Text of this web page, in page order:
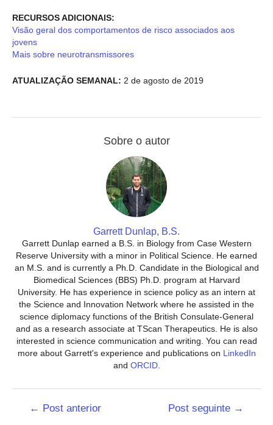
RECURSOS ADICIONAIS:
Visão geral dos comportamentos de risco associados aos
jovens
Mais sobre neurotransmissores
ATUALIZAÇÃO SEMANAL: 2 de agosto de 2019
Sobre o autor
Garrett Dunlap, B.S.
Garrett Dunlap earned a B.S. in Biology from Case Western
Reserve University with a minor in Political Science. He earned
an M.S. and is currently a Ph.D. Candidate in the Biological and
Biomedical Sciences (BBS) Ph.D. program at Harvard
University. He has experience in science policy as an intern at
the Science and Innovation Network where he assisted in the
science diplomacy functions of the British Consulate-General
and as a research associate at TScan Therapeutics. He is also
interested in science communication and writing. You can read
more about Garrett's experience and publications on LinkedIn
and ORCID.
Navegação
← Post anterior Post seguinte →